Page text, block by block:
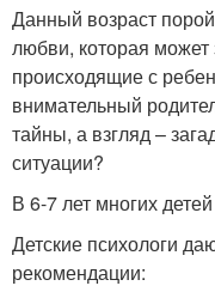
Данный возраст
любви, которая может
происходящие с
внимательный
тайны, а взгляд –
ситуации?
В 6-7 лет многих
Детские психологи
рекомендации: